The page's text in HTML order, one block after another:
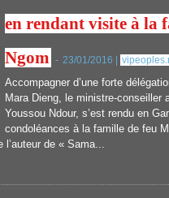
en rendant visite à la
Ngom - 23/01/2016 |
Accompagner d’une forte
Mara Dieng, le ministre-conseiller
Youssou Ndour, s’est rendu en
condoléances à la famille de feu
de « Sama...